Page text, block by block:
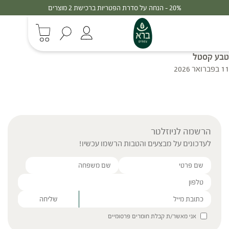
20% - הנחה על סדרת הפטריות ברכישת 2 מוצרים
טבע קסטל
11 בפברואר 2026
הרשמה לניוזלטר
לעדכונים על מבצעים והטבות הרשמו עכשיו!
Please leave this field empty.
אני מאשר/ת קבלת חומרים פרסומיים